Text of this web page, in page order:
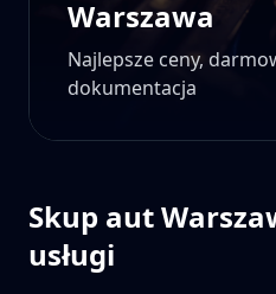
Warszawa
Najlepsze ceny,
dokumentacja
Skup aut
usługi